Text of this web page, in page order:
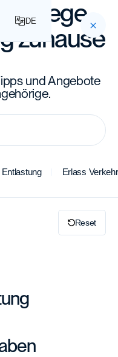
DE
Pflege
zuhause
und Angebote
Erlass
Reset